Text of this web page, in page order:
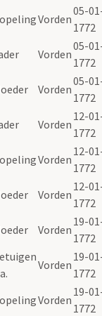
Vorden
05-
1772
Vorden
05-
1772
Vorden
05-
1772
Vorden
12-
1772
Vorden
12-
1772
Vorden
12-
1772
Vorden
19-
1772
Vorden
19-
1772
Vorden
19-
1772